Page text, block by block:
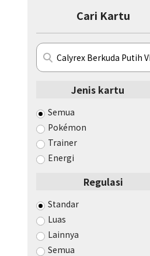
Cari Kartu
Jenis kartu
Semua
Pokémon
Trainer
Energi
Regulasi
Standar
Luas
Lainnya
Semua